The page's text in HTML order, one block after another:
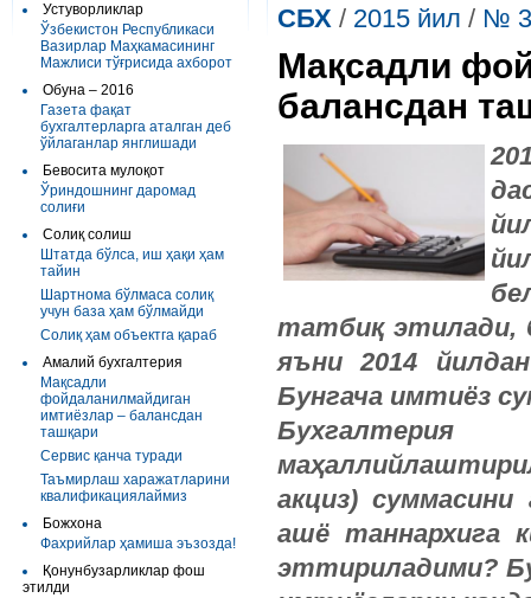
Устуворликлар
Ўзбекистон Республикаси
Вазирлар Маҳкамасининг
Мажлиси тўғрисида ахборот
Обуна – 2016
Газета фақат
бухгалтерларга аталган деб
ўйлаганлар янглишади
Бевосита мулоқот
Ўриндошнинг даромад
солиғи
Солиқ солиш
Штатда бўлса, иш ҳақи ҳам
тайин
Шартнома бўлмаса солиқ
учун база ҳам бўлмайди
Солиқ ҳам объектга қараб
Амалий бухгалтерия
Мақсадли
фойдаланилмайдиган
имтиёзлар – балансдан
ташқари
Сервис қанча туради
Таъмирлаш харажатларини
квалификациялаймиз
Божхона
Фахрийлар ҳамиша эъзозда!
Қонунбузарликлар фош
этилди
СБХ / 2015 йил / №
Мақсадли
балансдан
татбиқ этилади,
яъни 2014 йилдан
Бунгача имтиёз
Бухгалтерия
акциз)суммасини
ашё таннархига
эттириладими?